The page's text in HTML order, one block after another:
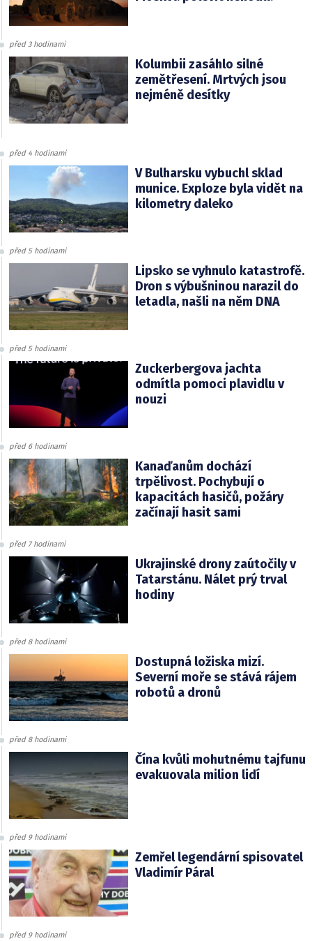
před 3 hodinami
Kolumbii zasáhlo silné
zemětřesení. Mrtvých jsou
nejméně desítky
před 4 hodinami
V Bulharsku vybuchl sklad
munice. Exploze byla vidět na
kilometry daleko
před 5 hodinami
Lipsko se vyhnulo katastrofě.
Dron s výbušninou narazil do
letadla, našli na něm DNA
před 5 hodinami
Zuckerbergova jachta
odmítla pomoci plavidlu v
nouzi
před 6 hodinami
Kanaďanům dochází
trpělivost. Pochybují o
kapacitách hasičů, požáry
začínají hasit sami
před 7 hodinami
Ukrajinské drony zaútočily v
Tatarstánu. Nálet prý trval
hodiny
před 8 hodinami
Dostupná ložiska mizí.
Severní moře se stává rájem
robotů a dronů
před 8 hodinami
Čína kvůli mohutnému tajfunu
evakuovala milion lidí
před 9 hodinami
Zemřel legendární spisovatel
Vladimír Páral
před 9 hodinami